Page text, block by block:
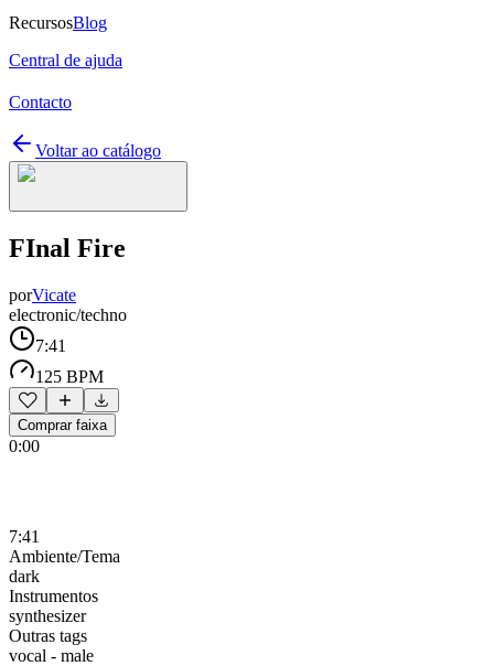
RecursosBlog
Central de ajuda
Contacto
Voltar ao catálogo
FInal Fire
porVicate
electronic/techno
7:41
125 BPM
Comprar faixa
0:00
7:41
Ambiente/Tema
dark
Instrumentos
synthesizer
Outras tags
vocal - male